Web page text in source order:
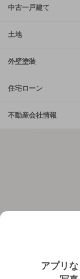
アプリ
中古一戸建て
土地
外壁塗装
住宅ローン
不動産会社情報